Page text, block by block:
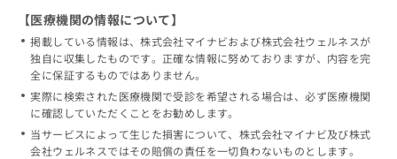
【医療機関の情報について】
掲載している情報は、株式会社マイナビおよび株式会社ウェルネスが
独自に収集したものです。正確な情報に努めておりますが、内容を完
全に保証するものではありません。
実際に検索された医療機関で受診を希望される場合は、必ず医療機関
に確認していただくことをお勧めします。
当サービスによって生じた損害について、株式会社マイナビ及び株式
会社ウェルネスではその賠償の責任を一切負わないものとします。